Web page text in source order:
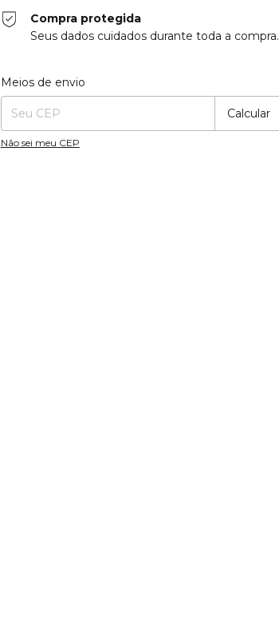
Compra protegida
Seus dados cuidados durante toda a compra.
Entregas para o CEP:
Meios de envio
Calcular
Não sei meu CEP